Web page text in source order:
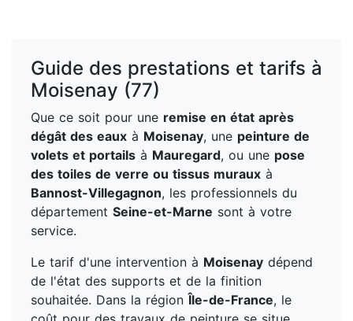
Guide des prestations et tarifs à
Moisenay (77)
Que ce soit pour une remise en état après
dégât des eaux à Moisenay, une peinture de
volets et portails à Mauregard, ou une pose
des toiles de verre ou tissus muraux à
Bannost-Villegagnon, les professionnels du
département Seine-et-Marne sont à votre
service.
Le tarif d'une intervention à Moisenay dépend
de l'état des supports et de la finition
souhaitée. Dans la régionÎle-de-France, le